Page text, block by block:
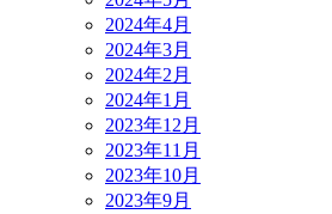
2024年4月
2024年3月
2024年2月
2024年1月
2023年12月
2023年11月
2023年10月
2023年9月